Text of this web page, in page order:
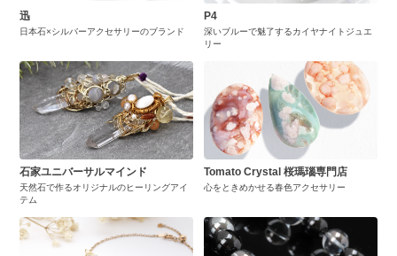
迅
日本石×シルバーアクセサリーのブランド
P4
深いブルーで魅了するカイヤナイトジュエ
リー
石家ユニバーサルマインド
天然石で作るオリジナルのヒーリングアイ
テム
Tomato Crystal 桜瑪瑙専門店
心をときめかせる春色アクセサリー